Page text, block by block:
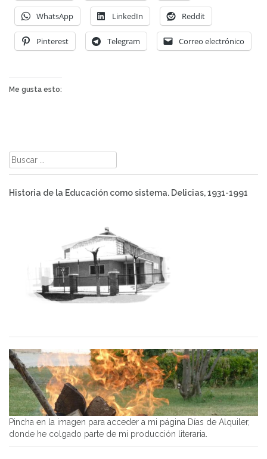
WhatsApp LinkedIn Reddit
Pinterest Telegram Correo electrónico
Me gusta esto:
Buscar:
Historia de la Educación como sistema. Delicias, 1931-1991
Pincha en la imagen para acceder a mi página Días de Alquiler,
donde he colgado parte de mi producción literaria.